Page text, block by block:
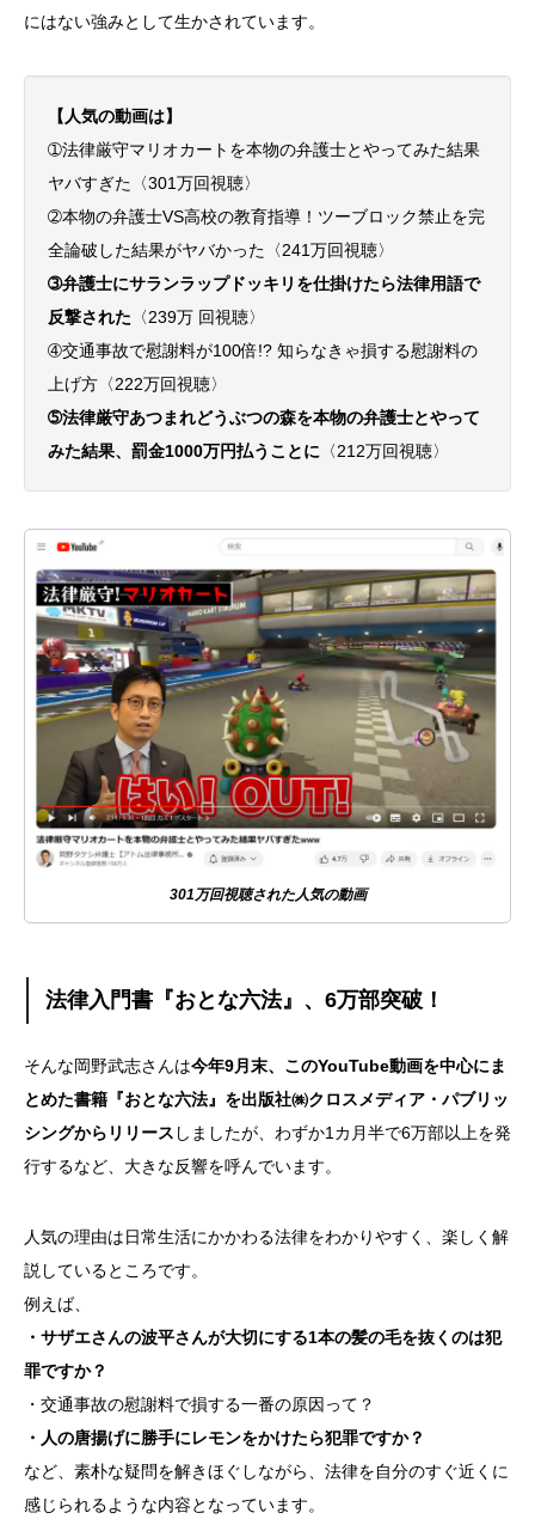
にはない強みとして生かされています。
【人気の動画は】
➀法律厳守マリオカートを本物の弁護士とやってみた結果
ヤバすぎた〈301万回視聴〉
➁本物の弁護士VS高校の教育指導！ツーブロック禁止を完
全論破した結果がヤバかった〈241万回視聴〉
➂弁護士にサランラップドッキリを仕掛けたら法律用語で
反撃された 〈239万 回視聴〉
➃交通事故で慰謝料が100倍!? 知らなきゃ損する慰謝料の
上げ方〈222万回視聴〉
➄法律厳守あつまれどうぶつの森を本物の弁護士とやって
みた結果、罰金1000万円払うことに 〈212万回視聴〉
301万回視聴された人気の動画
法律入門書『おとな六法』、6万部突破！
そんな岡野武志さんは今年9月末、このYouTube動画を中心にま
とめた書籍『おとな六法』を出版社㈱クロスメディア・パブリッ
シングからリリース しましたが、わずか1カ月半で6万部以上を発
行するなど、大きな反響を呼んでいます。
人気の理由は日常生活にかかわる法律をわかりやすく、楽しく解
説しているところです。
例えば、
・サザエさんの波平さんが大切にする1本の髪の毛を抜くのは犯
罪ですか？
・交通事故の慰謝料で損する一番の原因って？
・人の唐揚げに勝手にレモンをかけたら犯罪ですか？
など、素朴な疑問を解きほぐしながら、法律を自分のすぐ近くに
感じられるような内容となっています。